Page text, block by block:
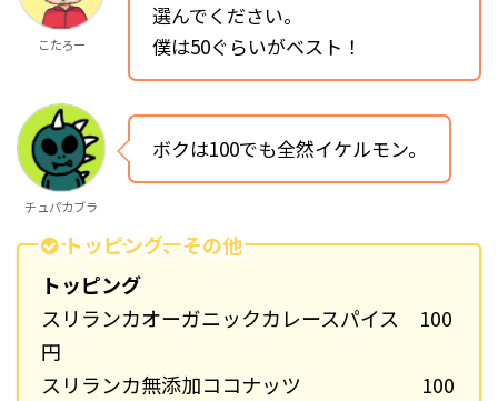
こたろー
選んでください。
僕は50ぐらいがベスト！
チュパカブラ
ボクは100でも全然イケルモン。
トッピング、その他
トッピング
スリランカオーガニックカレースパイス 100
円
スリランカ無添加ココナッツ 100